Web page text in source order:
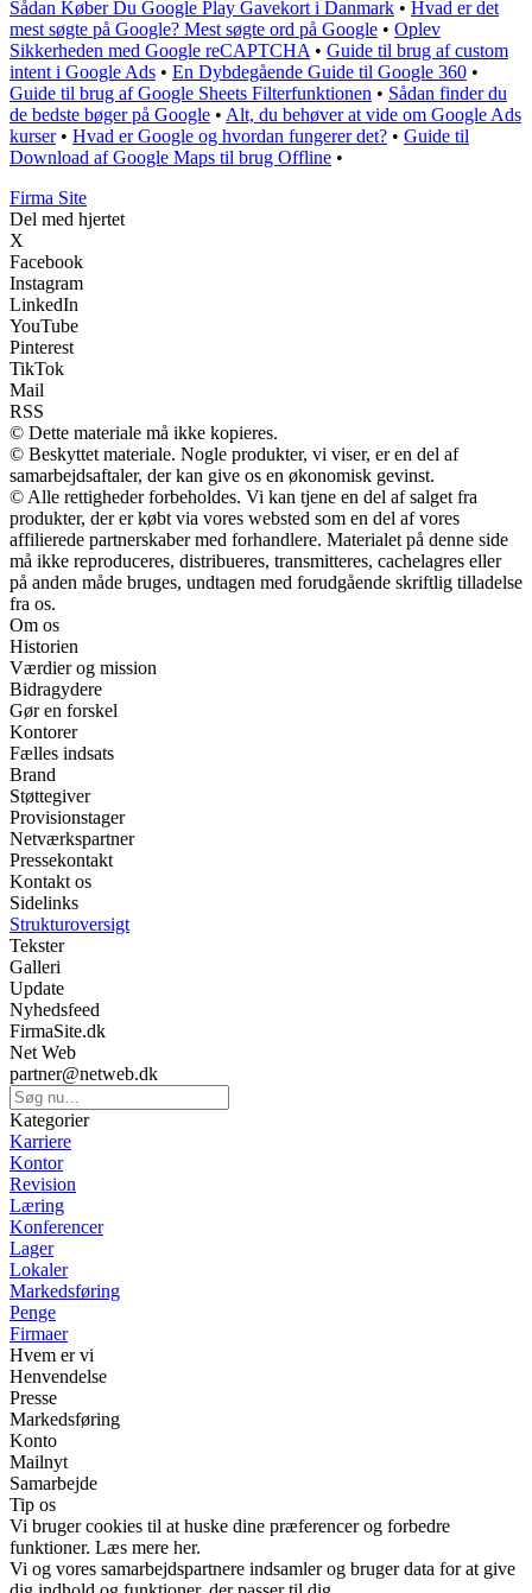
Sådan Køber Du Google Play Gavekort i Danmark • Hvad er det
mest søgte på Google? Mest søgte ord på Google • Oplev
Sikkerheden med Google reCAPTCHA • Guide til brug af custom
intent i Google Ads • En Dybdegående Guide til Google 360 •
Guide til brug af Google Sheets Filterfunktionen • Sådan finder du
de bedste bøger på Google • Alt, du behøver at vide om Google Ads
kurser• Hvad er Google og hvordan fungerer det? • Guide til
Download af Google Maps til brug Offline •
Firma Site
Del med hjertet
X
Facebook
Instagram
LinkedIn
YouTube
Pinterest
TikTok
Mail
RSS
© Dette materiale må ikke kopieres.
© Beskyttet materiale. Nogle produkter, vi viser, er en del af
samarbejdsaftaler, der kan give os en økonomisk gevinst.
© Alle rettigheder forbeholdes. Vi kan tjene en del af salget fra
produkter, der er købt via vores websted som en del af vores
affilierede partnerskaber med forhandlere. Materialet på denne side
må ikke reproduceres, distribueres, transmitteres, cachelagres eller
på anden måde bruges, undtagen med forudgående skriftlig tilladelse
fra os.
Om os
Historien
Værdier og mission
Bidragydere
Gør en forskel
Kontorer
Fælles indsats
Brand
Støttegiver
Provisionstager
Netværkspartner
Pressekontakt
Kontakt os
Sidelinks
Strukturoversigt
Tekster
Galleri
Update
Nyhedsfeed
FirmaSite.dk
Net Web
partner@netweb.dk
Kategorier
Karriere
Kontor
Revision
Læring
Konferencer
Lager
Lokaler
Markedsføring
Penge
Firmaer
Hvem er vi
Henvendelse
Presse
Markedsføring
Konto
Mailnyt
Samarbejde
Tip os
Vi bruger cookies til at huske dine præferencer og forbedre
funktioner. Læs mere her.
Vi og vores samarbejdspartnere indsamler og bruger data for at give